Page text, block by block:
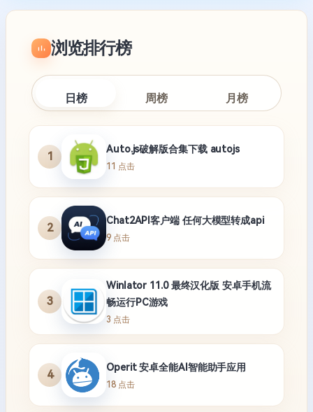
浏览排行榜
日榜 周榜 月榜
1
Auto.js破解版合集下载 autojs
11 点击
2
Chat2API客户端 任何大模型转成api
9 点击
3
Winlator 11.0 最终汉化版 安卓手机流
畅运行PC游戏
3 点击
4
Operit 安卓全能AI智能助手应用
18 点击